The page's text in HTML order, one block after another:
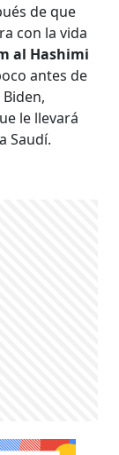
de que
con la vida
al Hashimi
antes de
le llevará
Saudí.